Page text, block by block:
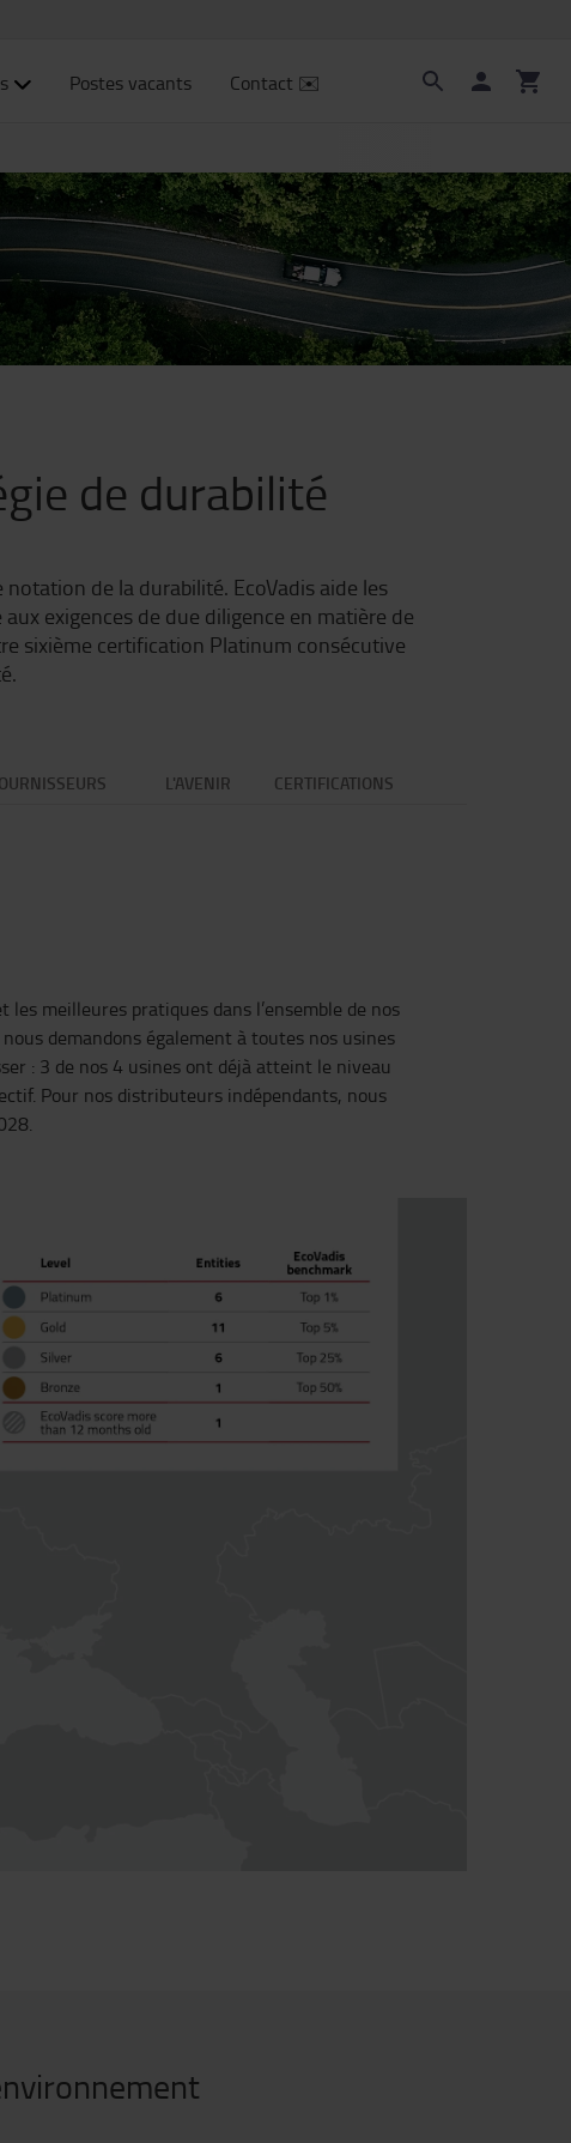
Postes vacants Contact ✉️
de durabilité
de la durabilité. EcoVadis aide les
exigences de due diligence en matière de
sixième certification Platinum consécutive
L'AVENIR
CERTIFICATIONS
meilleures pratiques dans l’ensemble de nos
demandons également à toutes nos usines
: 3 de nos 4 usines ont déjà atteint le niveau
Pour nos distributeurs indépendants, nous